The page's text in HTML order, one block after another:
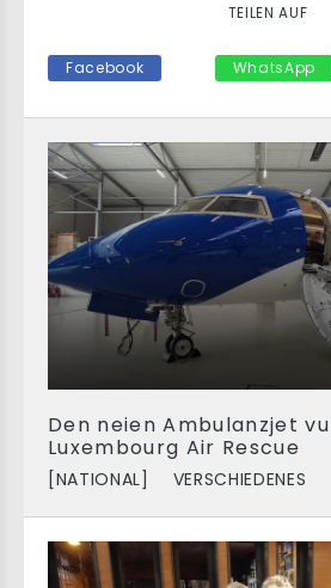
Den neien Ambulanzjet
Luxembourg Air Rescue
[NATIONAL] VERSCHIEDENES
TEILEN AUF
Facebook WhatsApp